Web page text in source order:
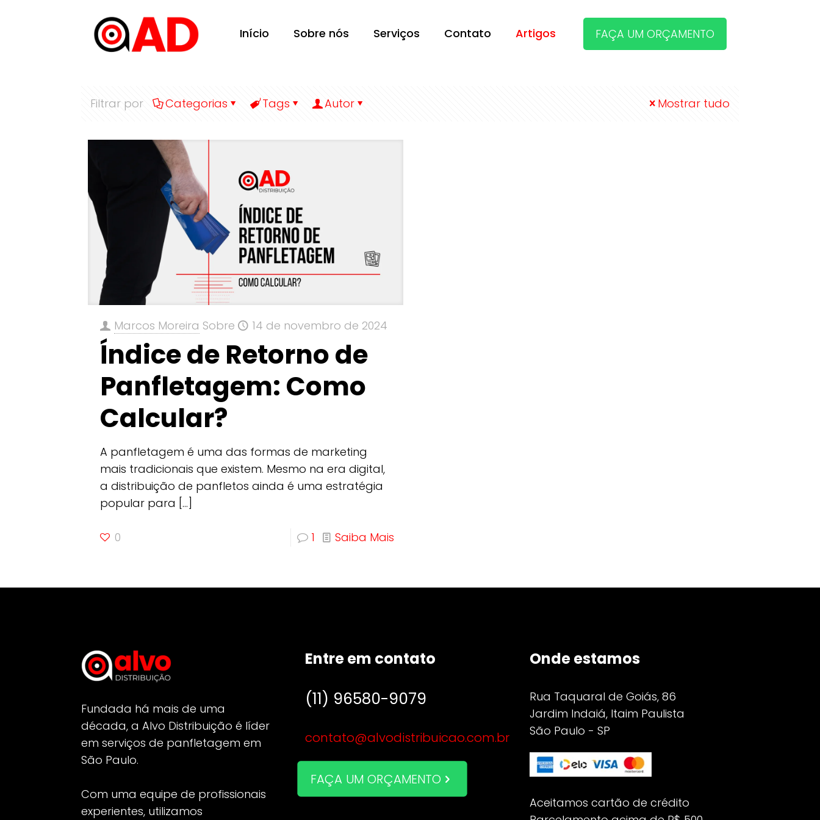
Início Sobre nós Serviços Contato Artigos FAÇA UM ORÇAMENTO
Filtrar por Categorias Tags Autor Mostrar tudo
Marcos Moreira Sobre 14 de novembro de 2024
Índice de Retorno de
Panfletagem: Como
Calcular?
A panfletagem é uma das formas de marketing
mais tradicionais que existem. Mesmo na era digital,
a distribuição de panfletos ainda é uma estratégia
popular para […]
0 1 Saiba Mais
Fundada há mais de uma
década, a Alvo Distribuição é líder
em serviços de panfletagem em
São Paulo.
Com uma equipe de profissionais
experientes, utilizamos
Entre em contato
(11) 96580-9079
contato@alvodistribuicao.com.br
FAÇA UM ORÇAMENTO
Onde estamos
Rua Taquaral de Goiás, 86
Jardim Indaiá, Itaim Paulista
São Paulo - SP
Aceitamos cartão de crédito